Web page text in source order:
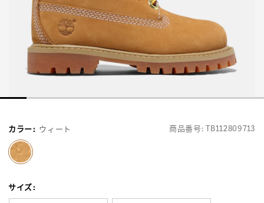
商品番号:TB112809713
カラー: ウィート
サイズ: